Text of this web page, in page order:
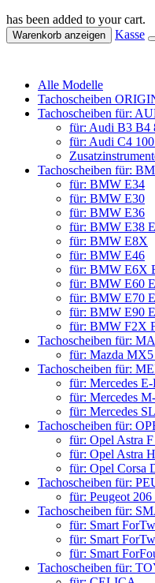
has been added to your cart.
Warenkorb anzeigen Kasse
Alle Modelle
Tachoscheiben
Tachoscheiben für:
für: Audi B3 B4
für: Audi C4
Tachoscheiben für:
für: BMW E34
für: BMW E30
für: BMW E36
für: BMW E38
für: BMW E8X
für: BMW E46
für: BMW E6X
für: BMW E60
für: BMW E70
für: BMW E90
für: BMW F2X
Tachoscheiben für:
für: Mazda
Tachoscheiben für:
für: Mercedes
für: Mercedes
für: Mercedes
Tachoscheiben für:
für: Opel Astra
für: Opel Astra
für: Opel Corsa
Tachoscheiben für:
für: Peugeot 206
Tachoscheiben für:
für: Smart
für: Smart
für: Smart
Tachoscheiben für: